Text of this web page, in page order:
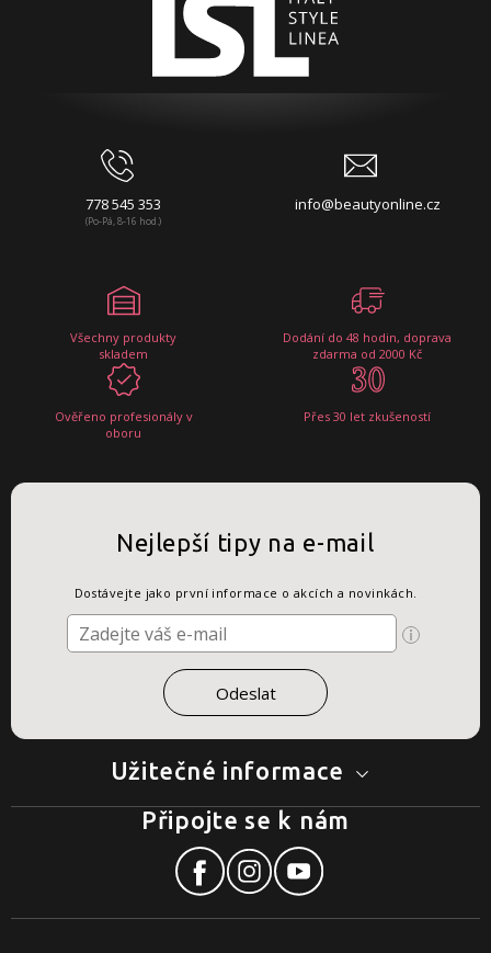
778 545 353
(Po-Pá, 8-16 hod.)
info@beautyonline.cz
Všechny produkty
skladem
Dodání do 48 hodin, doprava
zdarma od 2000 Kč
Ověřeno profesionály v
oboru
Přes 30 let zkušeností
Užitečné informace
Nejlepší tipy na e-mail
Dostávejte jako první informace o akcích a novinkách.
Připojte se k nám